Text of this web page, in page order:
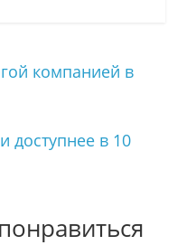
компанией в
доступнее в 10